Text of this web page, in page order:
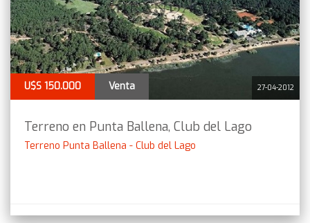
27-04-2012
U$S 150.000 Venta
Terreno en Punta Ballena, Club del Lago
Terreno Punta Ballena - Club del Lago